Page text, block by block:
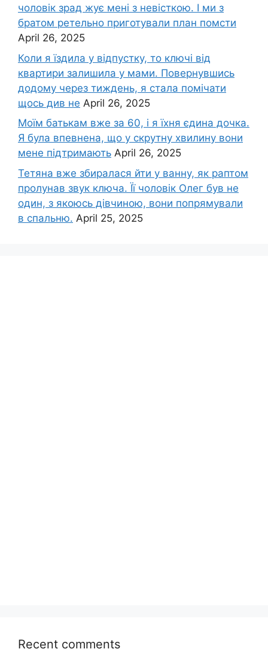
чоловік зpад жує мені з невісткою. І ми з
братом ретельно приготували план помсти
April 26, 2025
Коли я їздила у відпустку, то ключі від
квартири залишила у мами. Повернувшись
додому через тиждень, я стала помічати
щось див не April 26, 2025
Моїм батькам вже за 60, і я їхня єдина дочка.
Я була впевнена, що у скрутну хвилину вони
мене підтримають April 26, 2025
Тетяна вже збиралася йти у ванну, як раптом
пролунав звук ключа. Її чоловік Олег був не
один, з якоюсь дівчиною, вони попрямували
в спальню. April 25, 2025
Recent comments